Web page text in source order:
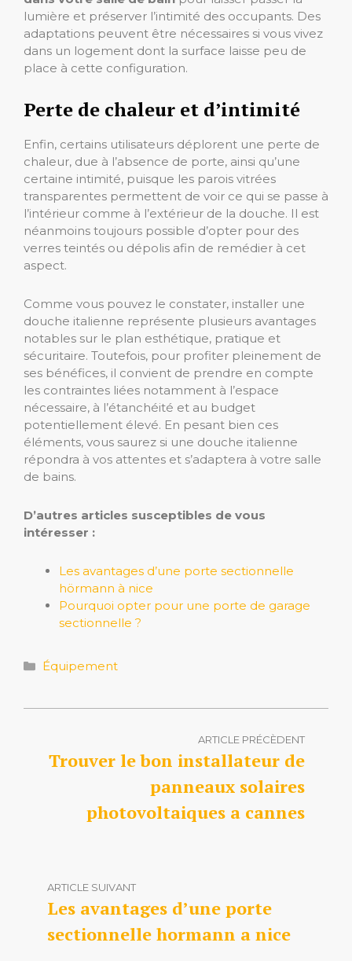
lumière et préserver l’intimité des occupants. Des
adaptations peuvent être nécessaires si vous vivez
dans un logement dont la surface laisse peu de
place à cette configuration.
Perte de chaleur et d’intimité
Enfin, certains utilisateurs déplorent une perte de
chaleur, due à l’absence de porte, ainsi qu’une
certaine intimité, puisque les parois vitrées
transparentes permettent de voir ce qui se passe à
l’intérieur comme à l’extérieur de la douche. Il est
néanmoins toujours possible d’opter pour des
verres teintés ou dépolis afin de remédier à cet
aspect.
Comme vous pouvez le constater, installer une
douche italienne représente plusieurs avantages
notables sur le plan esthétique, pratique et
sécuritaire. Toutefois, pour profiter pleinement de
ses bénéfices, il convient de prendre en compte
les contraintes liées notamment à l’espace
nécessaire, à l’étanchéité et au budget
potentiellement élevé. En pesant bien ces
éléments, vous saurez si une douche italienne
répondra à vos attentes et s’adaptera à votre salle
de bains.
D’autres articles susceptibles de vous
intéresser :
Les avantages d’une porte sectionnelle
hörmann à nice
Pourquoi opter pour une porte de garage
sectionnelle ?
Catégories
Équipement
ARTICLE PRÉCÈDENT
Trouver le bon installateur de
panneaux solaires
photovoltaiques a cannes
ARTICLE SUIVANT
Les avantages d’une porte
sectionnelle hormann a nice